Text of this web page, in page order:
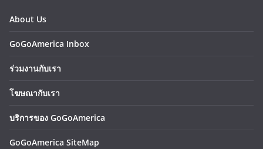
About Us
GoGoAmerica Inbox
ร่วมงานกับเรา
โฆษณากับเรา
บริการของ GoGoAmerica
GoGoAmerica SiteMap